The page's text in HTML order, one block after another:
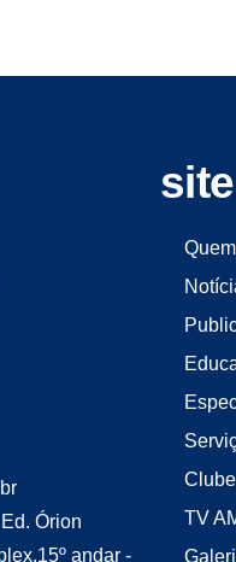
Órion
andar -
site
TV